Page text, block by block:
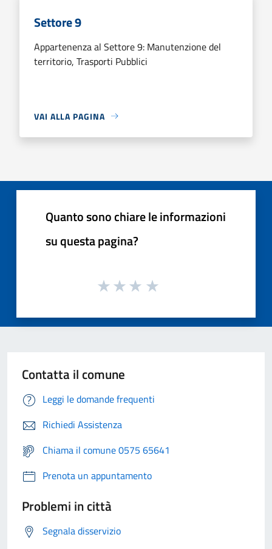
Settore 9
Appartenenza al Settore 9: Manutenzione del
territorio, Trasporti Pubblici
VAI ALLA PAGINA
Quanto sono chiare le informazioni
su questa pagina?
Contatta il comune
Leggi le domande frequenti
Richiedi Assistenza
Chiama il comune 0575 65641
Prenota un appuntamento
Problemi in città
Segnala disservizio